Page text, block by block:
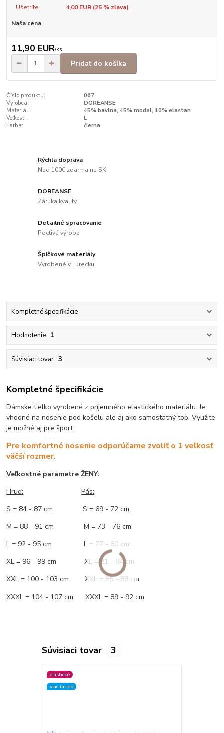
Ušetríte 4,00 EUR (25% zľava)
Naša cena
11,90 EUR/ks
Pridať do košíka
Číslo produktu:
067
Výrobca:
DOREANSE
Materiál:
45% bavlna, 45% modal, 10% elastan
Veľkosť:
L
Farba:
čierna
Rýchla doprava
Nad 100€ zdarma na SK
DOREANSE
Záruka kvality
Detailné spracovanie
Poctivá výroba
Špičkové materiály
Vyrobené v Turecku
Kompletné špecifikácie
Hodnotenie 1
Súvisiaci tovar 3
Kompletné špecifikácie
Dámske tielko vyrobené z príjemného elastického materiálu. Je
vhodné na nosenie pod košelu ale aj ako samostatný top. Využite
je možné aj pre šport.
Pre komfortné nosenie odporúčame zvoliť o 1 veľkosť
väčší rozmer.
Veľkostné parametre ŽENY:
Hruď:
Pás:
S = 84 - 87 cm S = 69 - 72 cm
M = 88 - 91 cm M = 73 - 76 cm
L = 92 - 95 cm L = 77 - 80 cm
XL = 96 - 99 cm XL = 81 - 84 cm
XXL = 100 - 103 cm XXL = 85 - 88 cm
XXXL = 104 - 107 cm XXXL = 89 - 92 cm
Súvisiaci tovar 3
elastické
viac farieb